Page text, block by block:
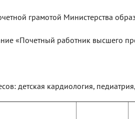
грамотой Министерства
«Почетный работник высшего
детская кардиология,